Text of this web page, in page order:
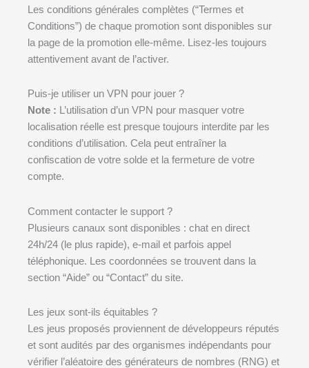
Les conditions générales complètes (“Termes et
Conditions”) de chaque promotion sont disponibles sur
la page de la promotion elle-même. Lisez-les toujours
attentivement avant de l’activer.
Puis-je utiliser un VPN pour jouer ?
Note : L’utilisation d’un VPN pour masquer votre
localisation réelle est presque toujours interdite par les
conditions d’utilisation. Cela peut entraîner la
confiscation de votre solde et la fermeture de votre
compte.
Comment contacter le support ?
Plusieurs canaux sont disponibles : chat en direct
24h/24 (le plus rapide), e-mail et parfois appel
téléphonique. Les coordonnées se trouvent dans la
section “Aide” ou “Contact” du site.
Les jeux sont-ils équitables ?
Les jeus proposés proviennent de développeurs réputés
et sont audités par des organismes indépendants pour
vérifier l’aléatoire des générateurs de nombres (RNG) et